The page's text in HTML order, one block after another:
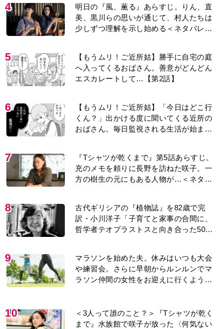
4
明日の『風、薫る』あらすじ。りん、直
美、黒川らの思いが通じて、村人たちは
少しずつ理解を示し始める＜ネタバレあ
5
【もうムリ！ご近所姑】勝手に自宅の庭
へ入ってくるおばさん。善意がどんどん
エスカレートして…【第2話】
6
【もうムリ！ご近所姑】「今日はどこ行
くん？」出かける度に聞いてくる近所の
おばさん。毎日監視される生活が始ま
7
『Tシャツが乾くまで』第5話あらすじ。
充のメモを頼りに長野を訪ねた咲子。一
方の樹生の元にもある人物が…＜ネタバ
8
古代ギリシアの『植物誌』を82歳で完
訳・小川洋子「子育てと家事の合間に、
哲学者テオプラストスと向き合った50
9
マラソンを始めた夫。休みはいつも大会
や練習会。さらに早朝からルンルンでマ
ラソン仲間の女性をお迎えに行くように
10
＜3人って誰のこと？＞『Tシャツが乾く
まで』水族館で咲子が放った〈何気ない